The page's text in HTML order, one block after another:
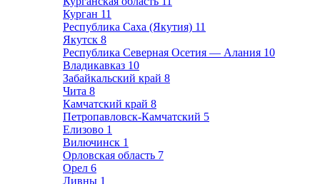
Курган 11
Республика Саха (Якутия) 11
Якутск 8
Республика Северная Осетия — Алания 10
Владикавказ 10
Забайкальский край 8
Чита 8
Камчатский край 8
Петропавловск-Камчатский 5
Елизово 1
Вилючинск 1
Орловская область 7
Орел 6
Ливны 1